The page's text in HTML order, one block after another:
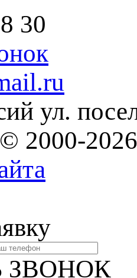
30
ул.
2000-
ЗВОНОК